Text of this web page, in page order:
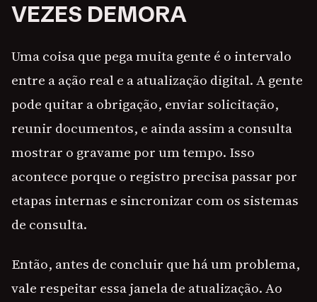
VEZES DEMORA
Uma coisa que pega muita gente é o intervalo
entre a ação real e a atualização digital. A gente
pode quitar a obrigação, enviar solicitação,
reunir documentos, e ainda assim a consulta
mostrar o gravame por um tempo. Isso
acontece porque o registro precisa passar por
etapas internas e sincronizar com os sistemas
de consulta.
Então, antes de concluir que há um problema,
vale respeitar essa janela de atualização. Ao